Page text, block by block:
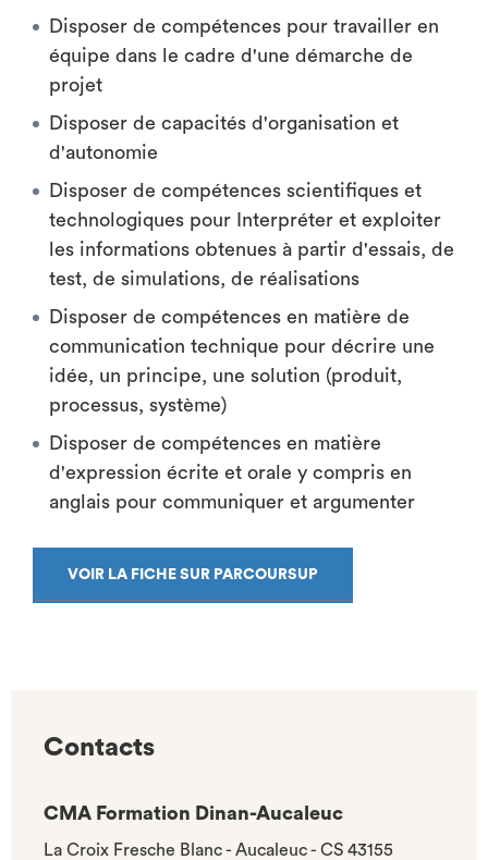
Disposer de compétences pour travailler en
équipe dans le cadre d'une démarche de
projet
Disposer de capacités d'organisation et
d'autonomie
Disposer de compétences scientifiques et
technologiques pour Interpréter et exploiter
les informations obtenues à partir d'essais, de
test, de simulations, de réalisations
Disposer de compétences en matière de
communication technique pour décrire une
idée, un principe, une solution (produit,
processus, système)
Disposer de compétences en matière
d'expression écrite et orale y compris en
anglais pour communiquer et argumenter
VOIR LA FICHE SUR PARCOURSUP
Contacts
CMA Formation Dinan-Aucaleuc
La Croix Fresche Blanc - Aucaleuc - CS 43155